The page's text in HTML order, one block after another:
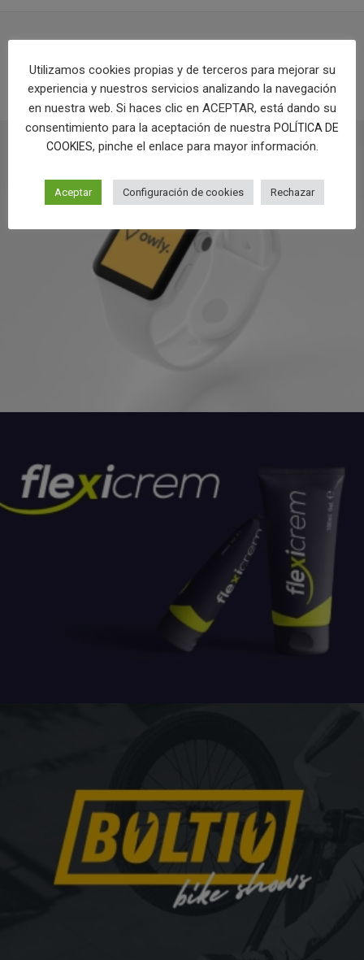
PROYECTOS RELACIONADOS
Utilizamos cookies propias y de terceros para mejorar su
experiencia y nuestros servicios analizando la navegación
en nuestra web. Si haces clic en ACEPTAR, está dando su
consentimiento para la aceptación de nuestra POLÍTICA DE
COOKIES, pinche el enlace para mayor información.
Aceptar Configuración de cookies Rechazar